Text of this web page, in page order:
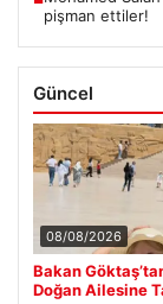
pişman ettiler!
Güncel
08/08/2026
Bakan
Doğan Ailesine